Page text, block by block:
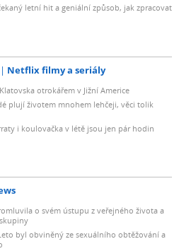
letní hit a geniální způsob, jak zpracovat
Netflix filmy a seriály
otrokářem v Jižní Americe
plují životem mnohem lehčeji, věci tolik
i koulovačka v létě jsou jen pár hodin
o svém ústupu z veřejného života a
byl obviněný ze sexuálního obtěžování a